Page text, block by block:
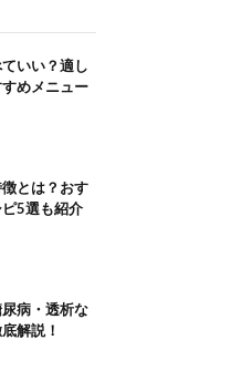
いい？適し
めメニュー
とは？おす
5選も紹介
病・透析な
解説！